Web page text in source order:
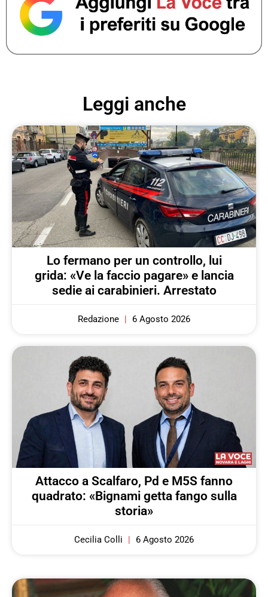
Leggi anche
Lo fermano per un controllo, lui
grida: «Ve la faccio pagare» e lancia
sedie ai carabinieri. Arrestato
Redazione 6 Agosto 2026
Attacco a Scalfaro, Pd e M5S fanno
quadrato: «Bignami getta fango sulla
storia»
Cecilia Colli 6 Agosto 2026